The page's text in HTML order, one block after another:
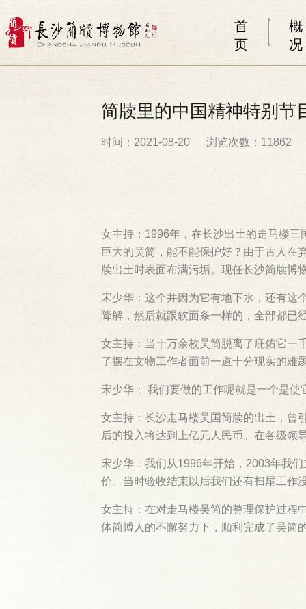
首
页
概
况
简牍里的中国精神特别节
时间：2021-08-20 浏览次数：11862
女主持：1996年，在长沙出土的走马楼
巨大的吴简，能不能保护好？由于古人在
牍出土时表面布满污垢。现任长沙简牍博
宋少华：这个井因为它有地下水，还有这
降解，然后就跟软面条一样的，全部都已
女主持：当十万余枚吴简脱离了庇佑它一
了摆在文物工作者面前一道十分现实的难
宋少华： 我们要做的工作呢就是一个是
女主持：长沙走马楼吴国简牍的出土，曾
后的投入将达到上亿元人民币。在各级领
宋少华：我们从1996年开始，2003年我
价。当时验收结束以后我们还有扫尾工作
女主持：在对走马楼吴简的整理保护过程
体简博人的不懈努力下，顺利完成了吴简